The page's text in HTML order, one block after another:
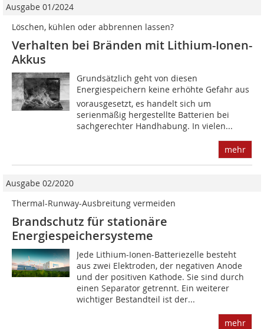
Ausgabe 01/2024
Löschen, kühlen oder abbrennen lassen?
Verhalten bei Bränden mit Lithium-Ionen-
Akkus
Grundsätzlich geht von diesen
Energiespeichern keine erhöhte Gefahr aus 
vorausgesetzt, es handelt sich um
serienmäßig hergestellte Batterien bei
sachgerechter Handhabung. In vielen...
mehr
Ausgabe 02/2020
Thermal-Runway-Ausbreitung vermeiden
Brandschutz für stationäre
Energiespeichersysteme
Jede Lithium-Ionen-Batteriezelle besteht
aus zwei Elektroden, der negativen Anode
und der positiven Kathode. Sie sind durch
einen Separator getrennt. Ein weiterer
wichtiger Bestandteil ist der...
mehr